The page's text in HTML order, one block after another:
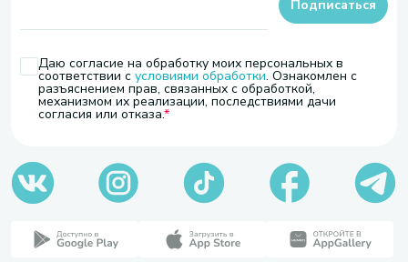
Даю согласие на обработку моих персональных в
соответствии с условиями обработки. Ознакомлен с
разъяснением прав, связанных с обработкой,
механизмом их реализации, последствиями дачи
согласия или отказа.
Подписаться